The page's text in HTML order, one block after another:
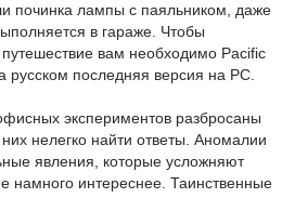
починка лампы с паяльником, даже
в гараже. Чтобы
вам необходимо Pacific
русском последняя версия на PC.
экспериментов разбросаны
нелегко найти ответы. Аномалии
явления, которые усложняют
намного интереснее. Таинственные